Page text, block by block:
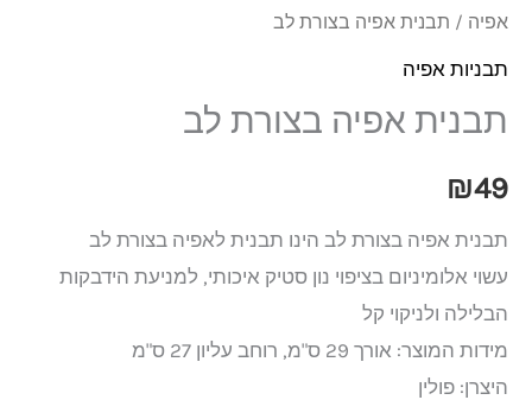
אפיה / תבנית אפיה בצורת לב
תבניות אפיה
תבנית אפיה בצורת לב
₪49
תבנית אפיה בצורת לב הינו תבנית לאפיה בצורת לב
עשוי אלומיניום בציפוי נון סטיק איכותי, למניעת הידבקות
הבלילה ולניקוי קל
מידות המוצר: אורך 29 ס"מ, רוחב עליון 27 ס"מ
היצרן: פולין